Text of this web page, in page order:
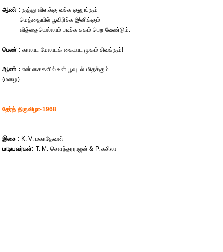
ஆண் : குத்து விளக்கு வச்சு-குலுங்கும்
மெத்தையில் பூவிரிச்சு-இனிக்கும்
வித்தையெல்லாம் படிச்சு சுகம் பெற வேண்டும்.
பெண் : காலாட மேலாடக் கையாட முகம் சிவக்கும்!
ஆண் : என் கைகளில் உன் பூவுடல் மிதக்கும்.
(மழை)
தேர்த் திருவிழா-1968
இசை : K. V. மகாதேவன்
பாடியவர்கள்: T. M. செளந்தரராஜன் & P. சுசிலா